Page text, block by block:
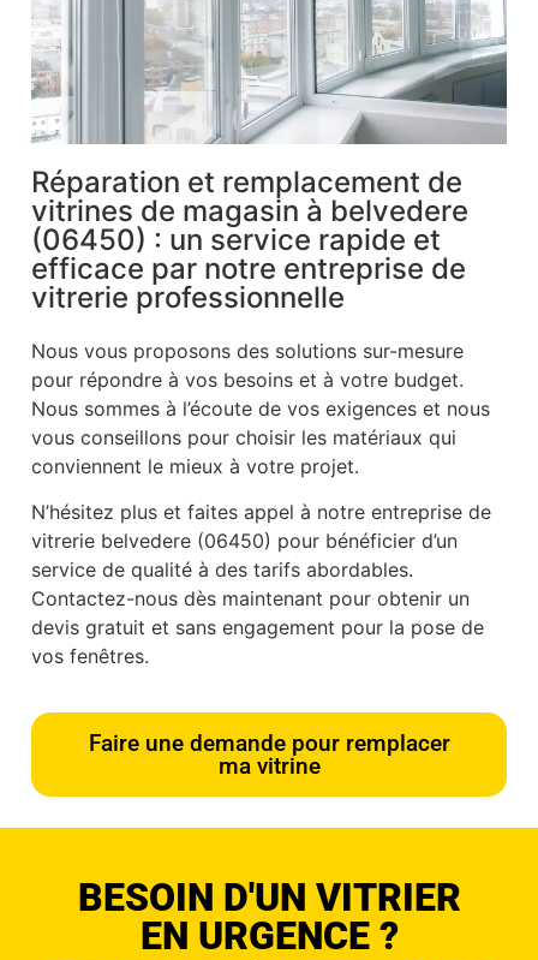
Réparation et remplacement de
vitrines de magasin à belvedere
(06450) : un service rapide et
efficace par notre entreprise de
vitrerie professionnelle
Nous vous proposons des solutions sur-mesure
pour répondre à vos besoins et à votre budget.
Nous sommes à l’écoute de vos exigences et nous
vous conseillons pour choisir les matériaux qui
conviennent le mieux à votre projet.
N’hésitez plus et faites appel à notre entreprise de
vitrerie belvedere (06450) pour bénéficier d’un
service de qualité à des tarifs abordables.
Contactez-nous dès maintenant pour obtenir un
devis gratuit et sans engagement pour la pose de
vos fenêtres.
Faire une demande pour remplacer
ma vitrine
BESOIN D'UN VITRIER
EN URGENCE ?